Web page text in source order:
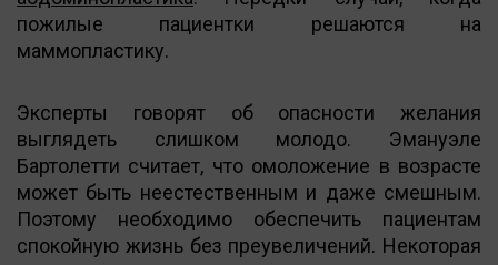
пожилые пациентки решаются на
маммопластику.
Эксперты говорят об опасности желания
выглядеть слишком молодо. Эмануэле
Бартолетти считает, что омоложение в возрасте
может быть неестественным и даже смешным.
Поэтому необходимо обеспечить пациентам
спокойную жизнь без преувеличений. Некоторая